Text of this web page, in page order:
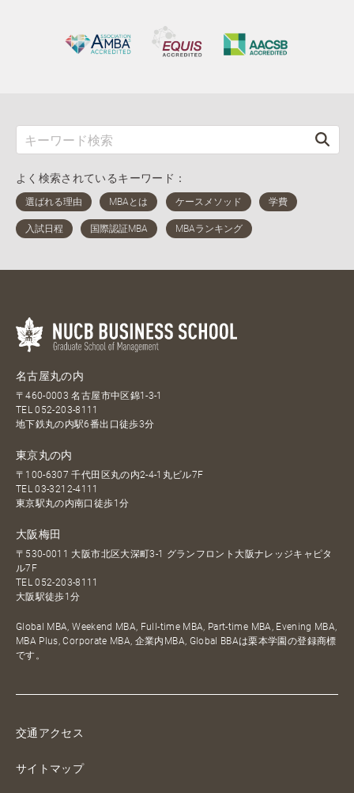
よく検索されているキーワード：
名古屋丸の内
〒460-0003 名古屋市中区錦1-3-1
TEL052-203-8111
地下鉄丸の内駅6番出口徒歩3分
東京丸の内
〒100-6307 千代田区丸の内2-4-1丸ビル7F
TEL03-3212-4111
東京駅丸の内南口徒歩1分
大阪梅田
〒530-0011 大阪市北区大深町3-1 グランフロント大阪ナレッジキャピタ
ル7F
TEL052-203-8111
大阪駅徒歩1分
Global MBA, Weekend MBA, Full-time MBA, Part-time MBA, Evening MBA,
MBA Plus, Corporate MBA, 企業内MBA, Global BBAは栗本学園の登録商標
です。
交通アクセス
サイトマップ